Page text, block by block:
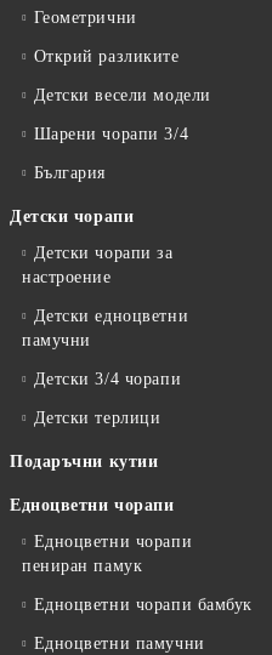
Геометрични
Открий разликите
Детски весели модели
Шарени чорапи 3/4
България
Детски чорапи
Детски чорапи за
настроение
Детски едноцветни
памучни
Детски 3/4 чорапи
Детски терлици
Подаръчни кутии
Едноцветни чорапи
Едноцветни чорапи
пениран памук
Едноцветни чорапи бамбук
Едноцветни памучни